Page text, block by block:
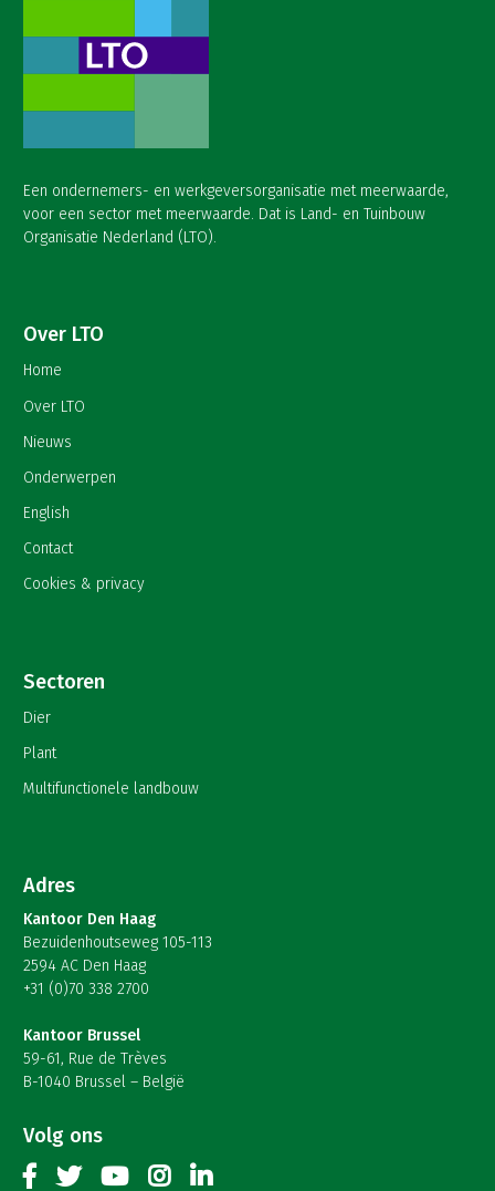
Een ondernemers- en werkgeversorganisatie met meerwaarde,
voor een sector met meerwaarde. Dat is Land- en Tuinbouw
Organisatie Nederland (LTO).
Over LTO
Home
Over LTO
Nieuws
Onderwerpen
English
Contact
Cookies & privacy
Sectoren
Dier
Plant
Multifunctionele landbouw
Adres
Kantoor Den Haag
Bezuidenhoutseweg 105-113
2594 AC Den Haag
+31 (0)70 338 2700
Kantoor Brussel
59-61, Rue de Trèves
B-1040 Brussel – België
Volg ons